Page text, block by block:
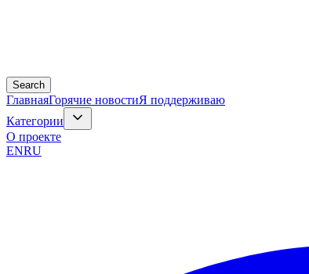
Search
ГлавнаяГорячие новостиЯ поддерживаю
Категории
О проекте
ENRU